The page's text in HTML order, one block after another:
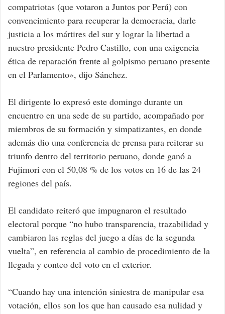
compatriotas (que votaron a Juntos por Perú) con
convencimiento para recuperar la democracia, darle
justicia a los mártires del sur y lograr la libertad a
nuestro presidente Pedro Castillo, con una exigencia
ética de reparación frente al golpismo peruano presente
en el Parlamento», dijo Sánchez.
El dirigente lo expresó este domingo durante un
encuentro en una sede de su partido, acompañado por
miembros de su formación y simpatizantes, en donde
además dio una conferencia de prensa para reiterar su
triunfo dentro del territorio peruano, donde ganó a
Fujimori con el 50,08 % de los votos en 16 de las 24
regiones del país.
El candidato reiteró que impugnaron el resultado
electoral porque “no hubo transparencia, trazabilidad y
cambiaron las reglas del juego a días de la segunda
vuelta”, en referencia al cambio de procedimiento de la
llegada y conteo del voto en el exterior.
“Cuando hay una intención siniestra de manipular esa
votación, ellos son los que han causado esa nulidad y